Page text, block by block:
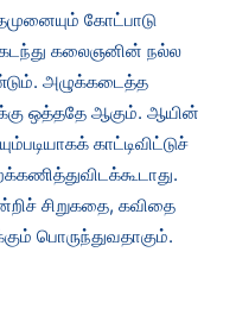
கோட்பாடு
கடந்து கலைஞனின் நல்ல
அழுக்கடைத்த
ஒத்ததே ஆகும். ஆயின்
காட்டிவிட்டுச்
சிறுகதை, கவிதை
பொருந்துவதாகும்.